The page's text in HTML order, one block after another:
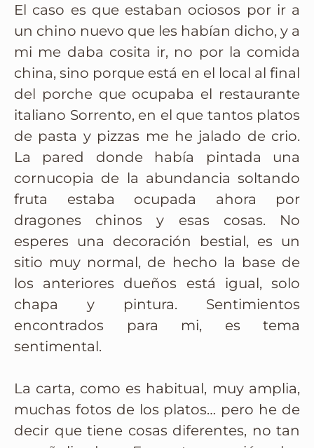
El caso es que estaban ociosos por ir a
un chino nuevo que les habían dicho, y a
mi me daba cosita ir, no por la comida
china, sino porque está en el local al final
del porche que ocupaba el restaurante
italiano Sorrento, en el que tantos platos
de pasta y pizzas me he jalado de crio.
La pared donde había pintada una
cornucopia de la abundancia soltando
fruta estaba ocupada ahora por
dragones chinos y esas cosas. No
esperes una decoración bestial, es un
sitio muy normal, de hecho la base de
los anteriores dueños está igual, solo
chapa y pintura. Sentimientos
encontrados para mi, es tema
sentimental.
La carta, como es habitual, muy amplia,
muchas fotos de los platos… pero he de
decir que tiene cosas diferentes, no tan